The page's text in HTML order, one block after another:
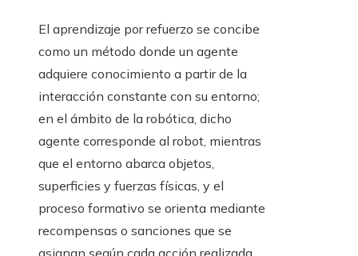
El aprendizaje por refuerzo se concibe
como un método donde un agente
adquiere conocimiento a partir de la
interacción constante con su entorno;
en el ámbito de la robótica, dicho
agente corresponde al robot, mientras
que el entorno abarca objetos,
superficies y fuerzas físicas, y el
proceso formativo se orienta mediante
recompensas o sanciones que se